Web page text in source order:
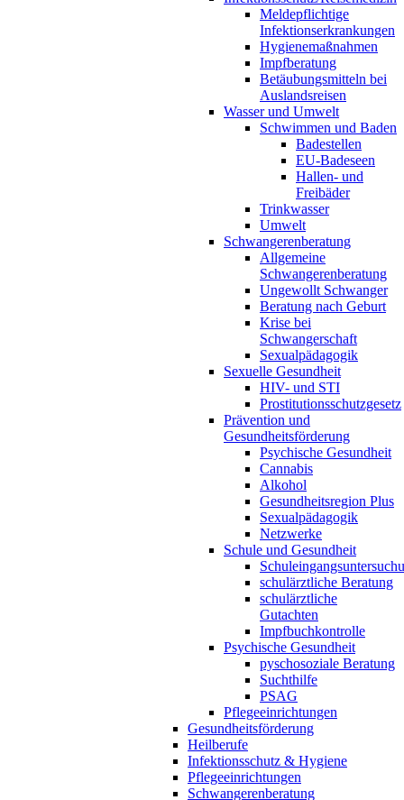
Meldepflichtige
Infektionserkrankungen
Hygienemaßnahmen
Impfberatung
Betäubungsmitteln bei
Auslandsreisen
Wasser und Umwelt
Schwimmen und Baden
Badestellen
EU-Badeseen
Hallen- und
Freibäder
Trinkwasser
Umwelt
Schwangerenberatung
Allgemeine
Schwangerenberatung
Ungewollt Schwanger
Beratung nach Geburt
Krise bei
Schwangerschaft
Sexualpädagogik
Sexuelle Gesundheit
HIV- und STI
Prostitutionsschutzgesetz
Prävention und
Gesundheitsförderung
Psychische Gesundheit
Cannabis
Alkohol
Gesundheitsregion Plus
Sexualpädagogik
Netzwerke
Schule und Gesundheit
schulärztliche Beratung
schulärztliche
Gutachten
Impfbuchkontrolle
Psychische Gesundheit
pyschosoziale Beratung
Suchthilfe
PSAG
Pflegeeinrichtungen
Gesundheitsförderung
Heilberufe
Infektionsschutz & Hygiene
Pflegeeinrichtungen
Schwangerenberatung